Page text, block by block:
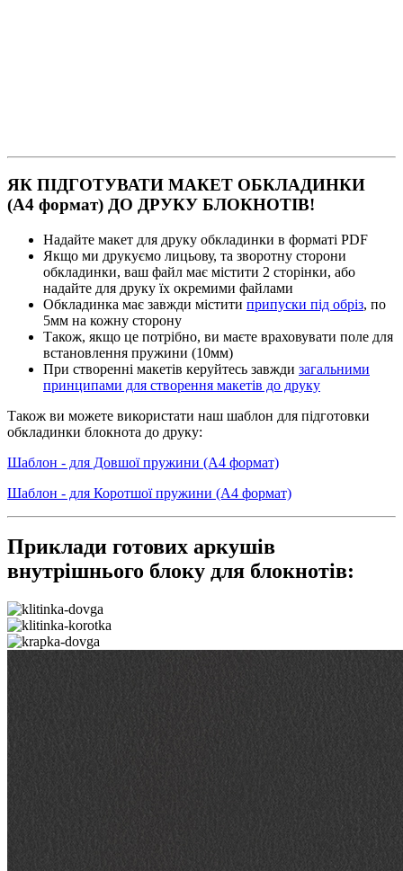
ЯК ПІДГОТУВАТИ МАКЕТ ОБКЛАДИНКИ
(А4 формат) ДО ДРУКУ БЛОКНОТІВ!
Надайте макет для друку обкладинки в форматі PDF
Якщо ми друкуємо лицьову, та зворотну сторони
обкладинки, ваш файл має містити 2 сторінки, або
надайте для друку їх окремими файлами
Обкладинка має завжди містити припуски під обріз, по
5мм на кожну сторону
Також, якщо це потрібно, ви маєте враховувати поле для
встановлення пружини (10мм)
При створенні макетів керуйтесь завжди загальними
принципами для створення макетів до друку
Також ви можете використати наш шаблон для підготовки
обкладинки блокнота до друку:
Шаблон - для Довшої пружини (А4 формат)
Шаблон - для Коротшої пружини (А4 формат)
Приклади готових аркушів
внутрішнього блоку для блокнотів: